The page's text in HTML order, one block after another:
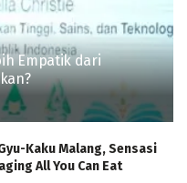
Empatik dari
Kaku Malang, Sensasi
All You Can Eat